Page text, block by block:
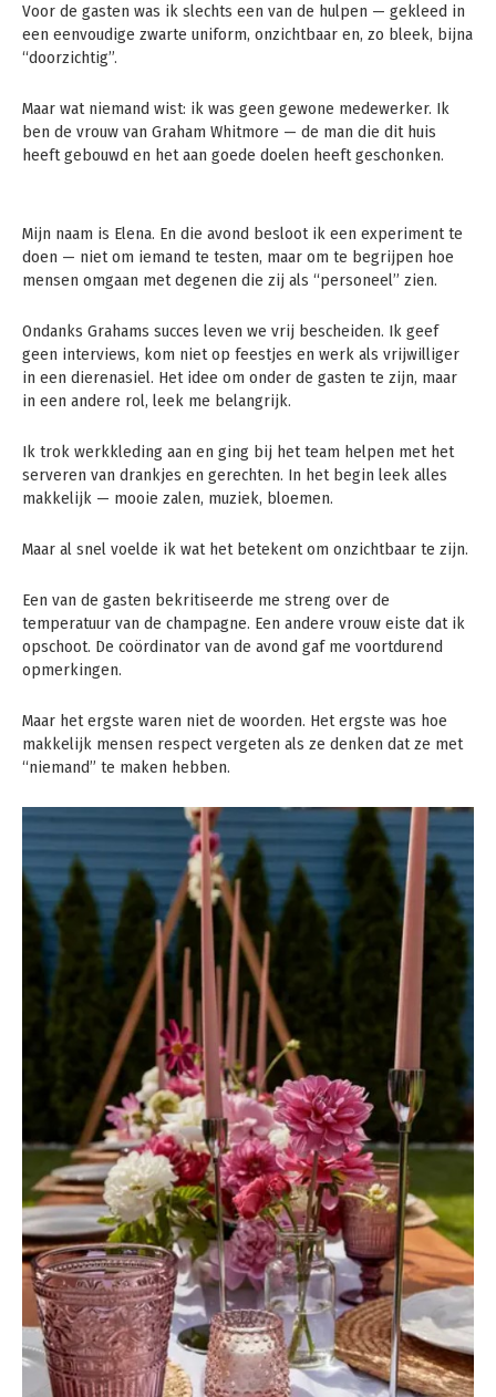
Voor de gasten was ik slechts een van de hulpen — gekleed in
een eenvoudige zwarte uniform, onzichtbaar en, zo bleek, bijna
“doorzichtig”.
Maar wat niemand wist: ik was geen gewone medewerker. Ik
ben de vrouw van Graham Whitmore — de man die dit huis
heeft gebouwd en het aan goede doelen heeft geschonken.
Mijn naam is Elena. En die avond besloot ik een experiment te
doen — niet om iemand te testen, maar om te begrijpen hoe
mensen omgaan met degenen die zij als “personeel” zien.
Ondanks Grahams succes leven we vrij bescheiden. Ik geef
geen interviews, kom niet op feestjes en werk als vrijwilliger
in een dierenasiel. Het idee om onder de gasten te zijn, maar
in een andere rol, leek me belangrijk.
Ik trok werkkleding aan en ging bij het team helpen met het
serveren van drankjes en gerechten. In het begin leek alles
makkelijk — mooie zalen, muziek, bloemen.
Maar al snel voelde ik wat het betekent om onzichtbaar te zijn.
Een van de gasten bekritiseerde me streng over de
temperatuur van de champagne. Een andere vrouw eiste dat ik
opschoot. De coördinator van de avond gaf me voortdurend
opmerkingen.
Maar het ergste waren niet de woorden. Het ergste was hoe
makkelijk mensen respect vergeten als ze denken dat ze met
“niemand” te maken hebben.